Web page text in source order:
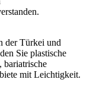
der Türkei und
Sie plastische
bariatrische
mit Leichtigkeit.